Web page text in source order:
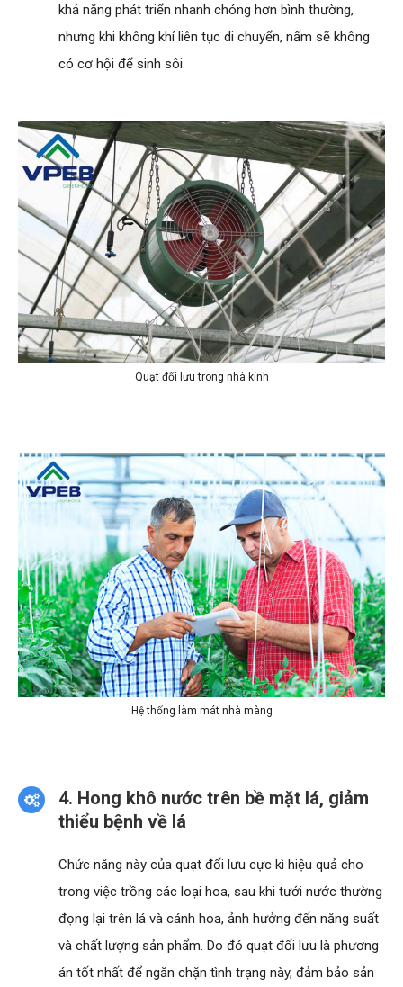
khả năng phát triển nhanh chóng hơn bình thường,
nhưng khi không khí liên tục di chuyển, nấm sẽ không
có cơ hội để sinh sôi.
Quạt đối lưu trong nhà kính
Hệ thống làm mát nhà màng
4. Hong khô nước trên bề mặt lá, giảm
thiểu bệnh về lá
Chức năng này của quạt đối lưu cực kì hiệu quả cho
trong việc trồng các loại hoa, sau khi tưới nước thường
đọng lại trên lá và cánh hoa, ảnh hưởng đến năng suất
và chất lượng sản phẩm. Do đó quạt đối lưu là phương
án tốt nhất để ngăn chặn tình trạng này, đảm bảo sản